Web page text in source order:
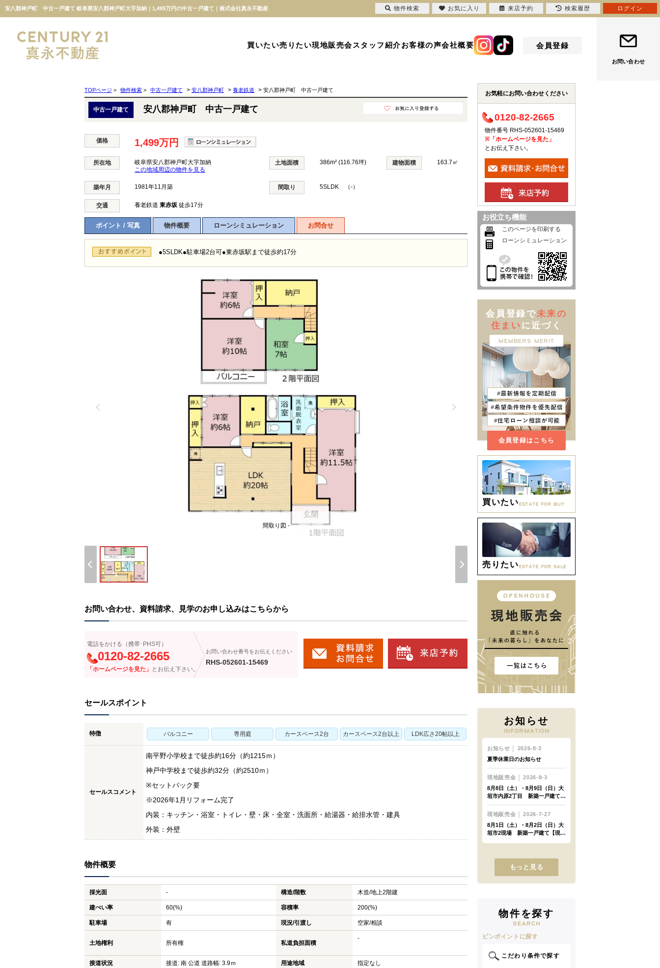
安八郡神戸町 中古一戸建て 岐阜県安八郡神戸町大字加納｜1,499万円の中古一戸建て｜株式会社真永不動産
買いたい売りたい現地販売会スタッフ紹介お客様の声会社概要 会員登録
お問い合わせ
TOPページ > 物件検索 > 中古一戸建て > 安八郡神戸町 > 養老鉄道 > 安八郡神戸町 中古一戸建て
中古一戸建て 安八郡神戸町 中古一戸建て
価格 1,499万円
所在地
岐阜県安八郡神戸町大字加納
この地域周辺の物件を見る
土地面積 386m² (116.76坪) 建物面積 163.7㎡
築年月 1981年11月築 間取り 5SLDK （-）
交通 養老鉄道 東赤坂 徒歩17分
ポイント / 写真 物件概要 ローンシミュレーション お問合せ
●5SLDK●駐車場2台可●東赤坂駅まで徒歩約17分
間取り図 -
お問い合わせ、資料請求、見学のお申し込みはこちらから
電話をかける（携帯･PHS可）
0120-82-2665
「ホームページを見た」 とお伝え下さい。
お問い合わせ番号をお伝えください
RHS-052601-15469
セールスポイント
特徴 バルコニー 専用庭 カースペース2台 カースペース2台以上 LDK広さ20帖以上
セールスコメント
南平野小学校まで徒歩約16分（約1215ｍ）
神戸中学校まで徒歩約32分（約2510ｍ）
※セットバック要
※2026年1月リフォーム完了
内装：キッチン・浴室・トイレ・壁・床・全室・洗面所・給湯器・給排水管・建具
外装：外壁
物件概要
採光面 - 構造/階数 木造/地上2階建
建ぺい率 60(%) 容積率 200(%)
駐車場 有 現況/引渡し 空家/相談
土地権利 所有権 私道負担面積
-
接道状況 接道: 南 公道 道路幅: 3.9ｍ 用途地域 指定なし
お気軽にお問い合わせください
0120-82-2665
物件番号 RHS-052601-15469
※「ホームページを見た」
とお伝え下さい。
お役立ち機能
このページを印刷する
ローンシミュレーション
会員登録で未来の
住まい に近づく
会員登録はこちら
買いたい
売りたい
お知らせ
もっと見る
物件を探す
ピンポイントに探す
こだわり条件で探す
物件検索 お気に入り 来店予約 検索履歴 ログイン